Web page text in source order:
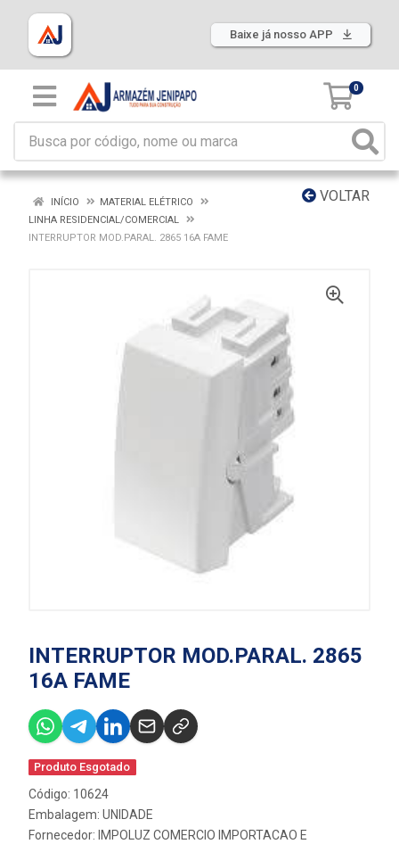
Baixe já nosso APP
0
VOLTAR
INÍCIO
MATERIAL ELÉTRICO
LINHA RESIDENCIAL/COMERCIAL
INTERRUPTOR MOD.PARAL. 2865 16A FAME
INTERRUPTOR MOD.PARAL. 2865
16A FAME
Produto Esgotado
Código: 10624
Embalagem: UNIDADE
Fornecedor: IMPOLUZ COMERCIO IMPORTACAO E